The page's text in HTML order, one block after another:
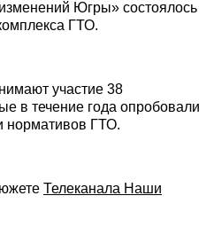
Югры» состоялось
ГТО.
участие 38
в течение года опробовали
нормативов ГТО.
Телеканала Наши